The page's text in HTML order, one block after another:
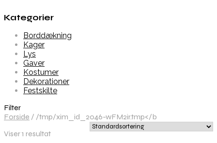
Kategorier
Borddækning
Kager
Lys
Gaver
Kostumer
Dekorationer
Festskilte
Filter
Forside / /tmp/xim_id_2046-wFM2ir.tmp</b
Viser 1 resultat